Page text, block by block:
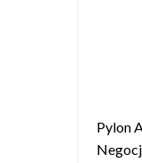
Pylon